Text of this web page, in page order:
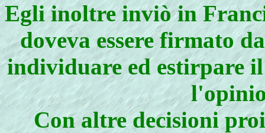
Egli inoltre inviò in
doveva essere firmato
individuare ed estirpare
Con altre decisioni